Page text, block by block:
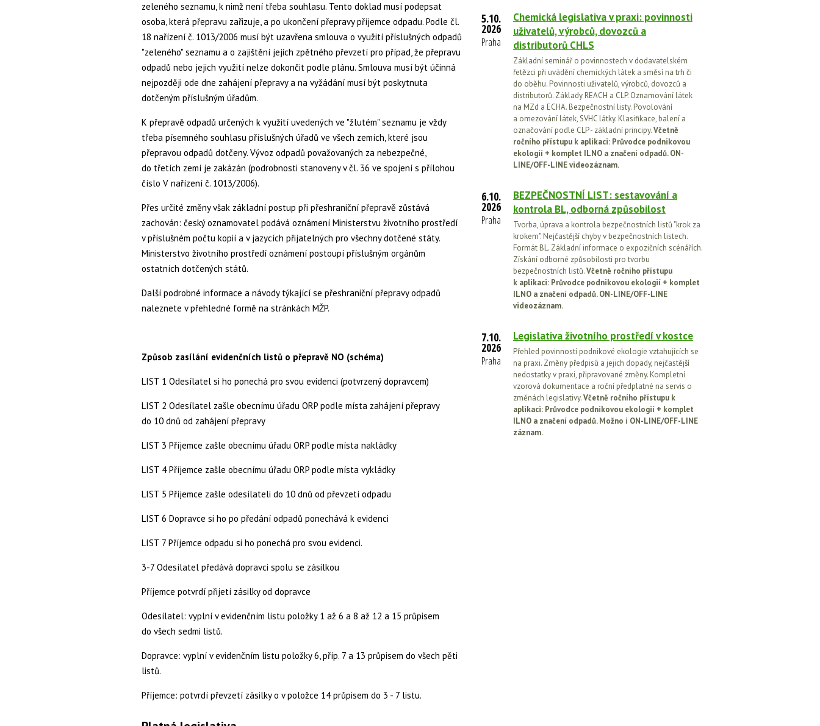
zeleného seznamu, k nimž není třeba souhlasu. Tento doklad musí podepsat
osoba, která přepravu zařizuje, a po ukončení přepravy příjemce odpadu. Podle čl.
18 nařízení č. 1013/2006 musí být uzavřena smlouva o využití příslušných odpadů
"zeleného" seznamu a o zajištění jejich zpětného převzetí pro případ, že přepravu
odpadů nebo jejich využití nelze dokončit podle plánu. Smlouva musí být účinná
nejpozději ode dne zahájení přepravy a na vyžádání musí být poskytnuta
dotčeným příslušným úřadům.
K přepravě odpadů určených k využití uvedených ve "žlutém" seznamu je vždy
třeba písemného souhlasu příslušných úřadů ve všech zemích, které jsou
přepravou odpadů dotčeny. Vývoz odpadů považovaných za nebezpečné,
do třetích zemí je zakázán (podrobnosti stanoveny v čl. 36 ve spojení s přílohou
číslo V nařízení č. 1013/2006).
Přes určité změny však základní postup při přeshraniční přepravě zůstává
zachován: český oznamovatel podává oznámení Ministerstvu životního prostředí
v příslušném počtu kopií a v jazycích přijatelných pro všechny dotčené státy.
Ministerstvo životního prostředí oznámení postoupí příslušným orgánům
ostatních dotčených států.
Další podrobné informace a návody týkající se přeshraniční přepravy odpadů
naleznete v přehledné formě na stránkách MŽP.
Způsob zasílání evidenčních listů o přepravě NO (schéma)
LIST 1 Odesílatel si ho ponechá pro svou evidenci (potvrzený dopravcem)
LIST 2 Odesílatel zašle obecnímu úřadu ORP podle místa zahájení přepravy
do 10 dnů od zahájení přepravy
LIST 3 Příjemce zašle obecnímu úřadu ORP podle místa nakládky
LIST 4 Příjemce zašle obecnímu úřadu ORP podle místa vykládky
LIST 5 Příjemce zašle odesílateli do 10 dnů od převzetí odpadu
LIST 6 Dopravce si ho po předání odpadů ponechává k evidenci
LIST 7 Příjemce odpadu si ho ponechá pro svou evidenci.
3-7 Odesílatel předává dopravci spolu se zásilkou
Příjemce potvrdí přijetí zásilky od dopravce
Odesílatel: vyplní v evidenčním listu položky 1 až 6 a 8 až 12 a 15 průpisem
do všech sedmi listů.
Dopravce: vyplní v evidenčním listu položky 6, příp. 7 a 13 průpisem do všech pěti
listů.
Příjemce: potvrdí převzetí zásilky o v položce 14 průpisem do 3 - 7 listu.
5.10.
2026
Praha
Chemická legislativa v praxi: povinnosti
uživatelů, výrobců, dovozců a
distributorů CHLS
Základní seminář o povinnostech v dodavatelském
řetězci při uvádění chemických látek a směsí na trh či
do oběhu. Povinnosti uživatelů, výrobců, dovozců a
distributorů. Základy REACH a CLP. Oznamování látek
na MZd a ECHA. Bezpečnostní listy. Povolování
a omezování látek, SVHC látky. Klasifikace, balení a
označování podle CLP - základní principy.Včetně
ročního přístupu k aplikaci: Průvodce podnikovou
ekologií + komplet ILNO a značení odpadů. ON-
LINE/OFF-LINE videozáznam.
6.10.
2026
Praha
BEZPEČNOSTNÍ LIST: sestavování a
kontrola BL, odborná způsobilost
Tvorba, úprava a kontrola bezpečnostních listů "krok za
krokem". Nejčastější chyby v bezpečnostních listech.
Formát BL. Základní informace o expozičních scénářích.
Získání odborné způsobilosti pro tvorbu
bezpečnostních listů.Včetně ročního přístupu
k aplikaci: Průvodce podnikovou ekologií + komplet
ILNO a značení odpadů. ON-LINE/OFF-LINE
videozáznam.
7.10.
2026
Praha
Legislativa životního prostředí v kostce
Přehled povinností podnikové ekologie vztahujících se
na praxi. Změny předpisů a jejich dopady, nejčastější
nedostatky v praxi, připravované změny. Kompletní
vzorová dokumentace a roční předplatné na servis o
změnách legislativy.Včetně ročního přístupu k
aplikaci: Průvodce podnikovou ekologií + komplet
ILNO a značení odpadů. Možno i ON-LINE/OFF-LINE
záznam.